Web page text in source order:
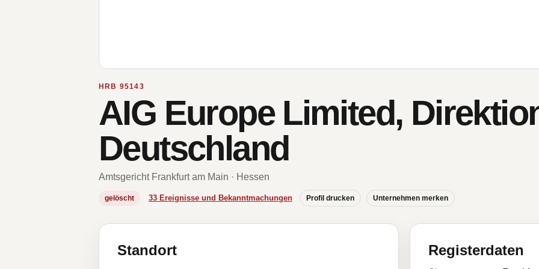
HRB 95143
AIG Europe Limited,
Deutschland
Amtsgericht Frankfurt am Main · Hessen
gelöscht 33 Ereignisse und Bekanntmachungen Profil drucken Unternehmen merken
Standort Registerdaten